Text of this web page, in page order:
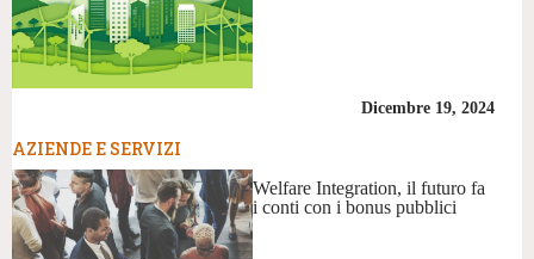
Dicembre 19, 2024
AZIENDE E SERVIZI
Welfare Integration, il futuro fa
i conti con i bonus pubblici